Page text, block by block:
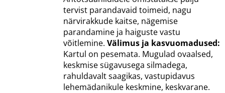
tervist parandavaid toimeid, nagu
närvirakkude kaitse, nägemise
parandamine ja haiguste vastu
võitlemine. Välimus ja kasvuomadused:
Kartul on pesemata. Mugulad ovaalsed,
keskmise sügavusega silmadega,
rahuldavalt saagikas, vastupidavus
lehemädanikule keskmine, keskvarane.